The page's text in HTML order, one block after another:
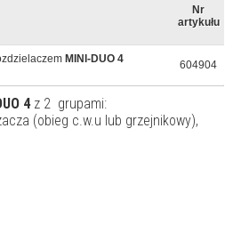
Nr
artykułu
MINI-DUO 4
604904
4z 2 grupami:
(obieg c.w.u lub grzejnikowy),